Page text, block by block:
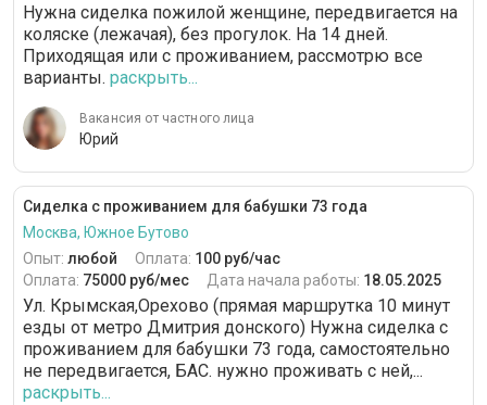
Нужна сиделка пожилой женщине, передвигается на
коляске (лежачая), без прогулок. На 14 дней.
Приходящая или с проживанием, рассмотрю все
варианты. раскрыть...
Вакансия от частного лица
Юрий
Сиделка с проживанием для бабушки 73 года
Москва, Южное Бутово
Опыт: любой Оплата: 100 руб/час
Оплата: 75000 руб/мес Дата начала работы: 18.05.2025
Ул. Крымская,Орехово (прямая маршрутка 10 минут
езды от метро Дмитрия донского) Нужна сиделка с
проживанием для бабушки 73 года, самостоятельно
не передвигается, БАС. нужно проживать с ней,...
раскрыть...